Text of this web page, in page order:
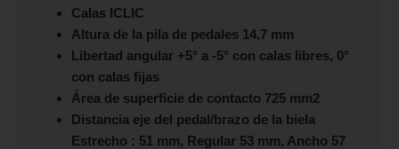
Calas ICLIC
Altura de la pila de pedales 14,7 mm
Libertad angular +5° a -5° con calas libres, 0°
con calas fijas
Área de superficie de contacto 725 mm2
Distancia eje del pedal/brazo de la biela
Estrecho : 51 mm, Regular 53 mm, Ancho 57